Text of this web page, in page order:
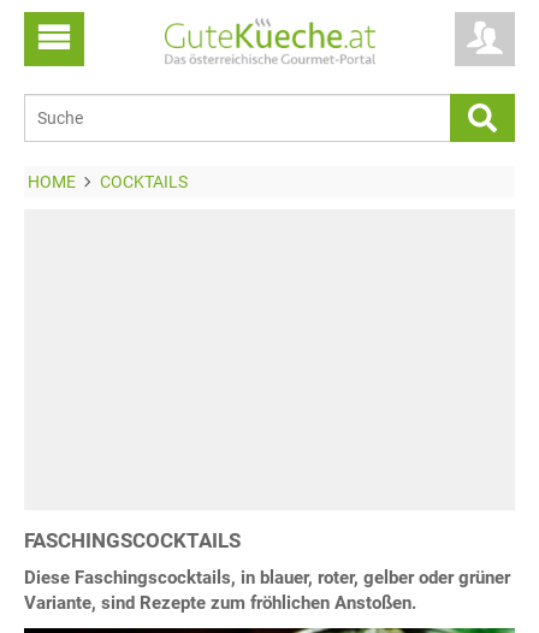
HOME COCKTAILS
FASCHINGSCOCKTAILS
Diese Faschingscocktails, in blauer, roter, gelber oder grüner
Variante, sind Rezepte zum fröhlichen Anstoßen.